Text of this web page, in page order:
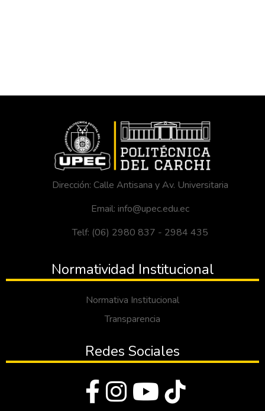
Dirección: Calle Antisana y Av. Universitaria
Email: info@upec.edu.ec
Telf: (06) 2980 837 - 2984 435
Normatividad Institucional
Normativa Institucional
Transparencia
Redes Sociales